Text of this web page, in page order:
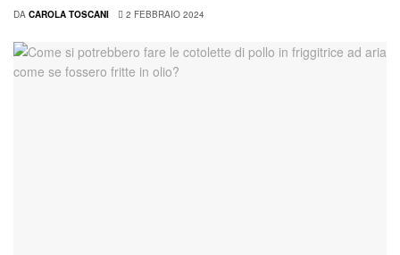
DA CAROLA TOSCANI 2 FEBBRAIO 2024